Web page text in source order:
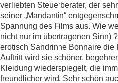
verliebten Steuerberater, der
seiner „Mandantin“
Spannung des Films aus. Wie
nicht nur im übertragenen Sinn)
erotisch Sandrinne Bonnaire die
Auftritt wird sie schöner,
Kleidung wiederspiegelt, die
freundlicher wird. Sehr schön